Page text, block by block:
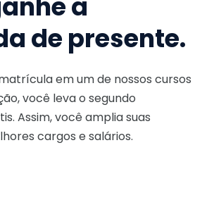
de presente.
em um de nossos cursos
você leva o segundo
Assim, você amplia suas
cargos e salários.